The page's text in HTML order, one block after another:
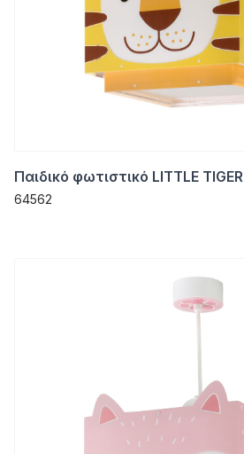
Παιδικό φωτιστικό LITTLE TIGER
64562